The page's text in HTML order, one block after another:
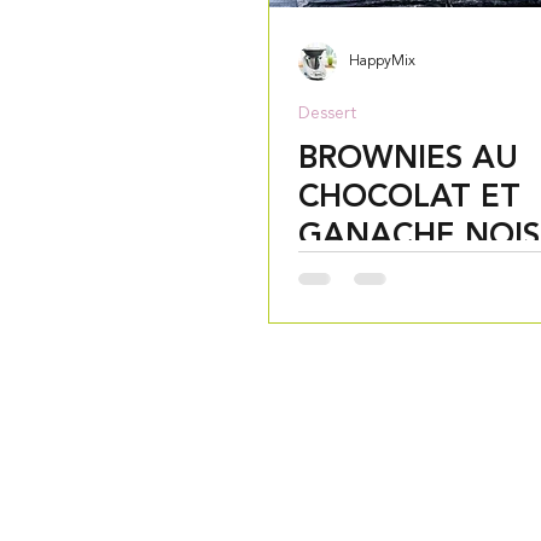
HappyMix
Dessert
BROWNIES AU
CHOCOLAT ET
GANACHE
AU THERMOMIX